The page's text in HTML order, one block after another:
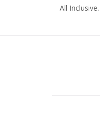
All Inclusive.